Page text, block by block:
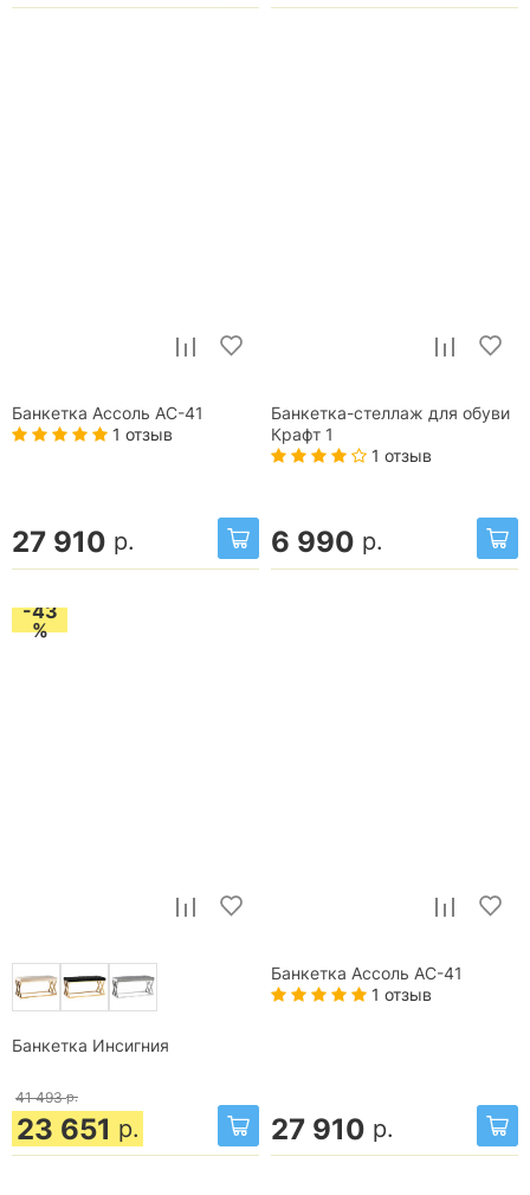
Банкетка Ассоль АС-41
1 отзыв
27 910 р.
Банкетка-стеллаж для обуви
Крафт 1
1 отзыв
6 990 р.
-43
%
Банкетка Инсигния
41 493 р.
23 651 р.
Банкетка Ассоль АС-41
1 отзыв
27 910 р.